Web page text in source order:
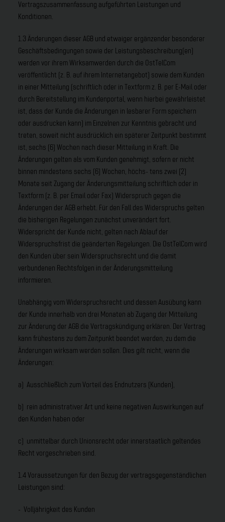
Vertragszusammenfassung aufgeführten Leistungen und
Konditionen.
1.3 Änderungen dieser AGB und etwaiger ergänzender besonderer
Geschäftsbedingungen sowie der Leistungsbeschreibung(en)
werden vor ihrem Wirksamwerden durch die OstTelCom
veröffentlicht (z. B. auf ihrem Internetangebot) sowie dem Kunden
in einer Mitteilung (schriftlich oder in Textform z. B. per E-Mail oder
durch Bereitstellung im Kundenportal, wenn hierbei gewährleistet
ist, dass der Kunde die Änderungen in lesbarer Form speichern
oder ausdrucken kann) im Einzelnen zur Kenntnis gebracht und
treten, soweit nicht ausdrücklich ein späterer Zeitpunkt bestimmt
ist, sechs (6) Wochen nach dieser Mitteilung in Kraft. Die
Änderungen gelten als vom Kunden genehmigt, sofern er nicht
binnen mindestens sechs (6) Wochen, höchs- tens zwei (2)
Monate seit Zugang der Änderungsmitteilung schriftlich oder in
Textform (z. B. per Email oder Fax) Widerspruch gegen die
Änderungen der AGB erhebt. Für den Fall des Widerspruchs gelten
die bisherigen Regelungen zunächst unverändert fort.
Widerspricht der Kunde nicht, gelten nach Ablauf der
Widerspruchsfrist die geänderten Regelungen. Die OstTelCom wird
den Kunden über sein Widerspruchsrecht und die damit
verbundenen Rechtsfolgen in der Änderungsmitteilung
informieren.
Unabhängig vom Widerspruchsrecht und dessen Ausübung kann
der Kunde innerhalb von drei Monaten ab Zugang der Mitteilung
zur Änderung der AGB die Vertragskündigung erklären. Der Vertrag
kann frühestens zu dem Zeitpunkt beendet werden, zu dem die
Änderungen wirksam werden sollen. Dies gilt nicht, wenn die
Änderungen:
a) Ausschließlich zum Vorteil des Endnutzers (Kunden),
b) rein administrativer Art und keine negativen Auswirkungen auf
den Kunden haben oder
c) unmittelbar durch Unionsrecht oder innerstaatlich geltendes
Recht vorgeschrieben sind.
1.4 Voraussetzungen für den Bezug der vertragsgegenständlichen
Leistungen sind:
- Volljährigkeit des Kunden